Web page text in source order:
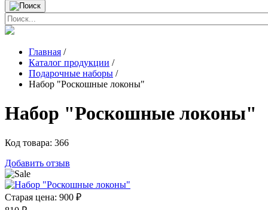
Главная /
Каталог продукции /
Подарочные наборы /
Набор "Роскошные локоны"
Набор "Роскошные локоны"
Код товара: 366
Добавить отзыв
Старая цена: 900 ₽